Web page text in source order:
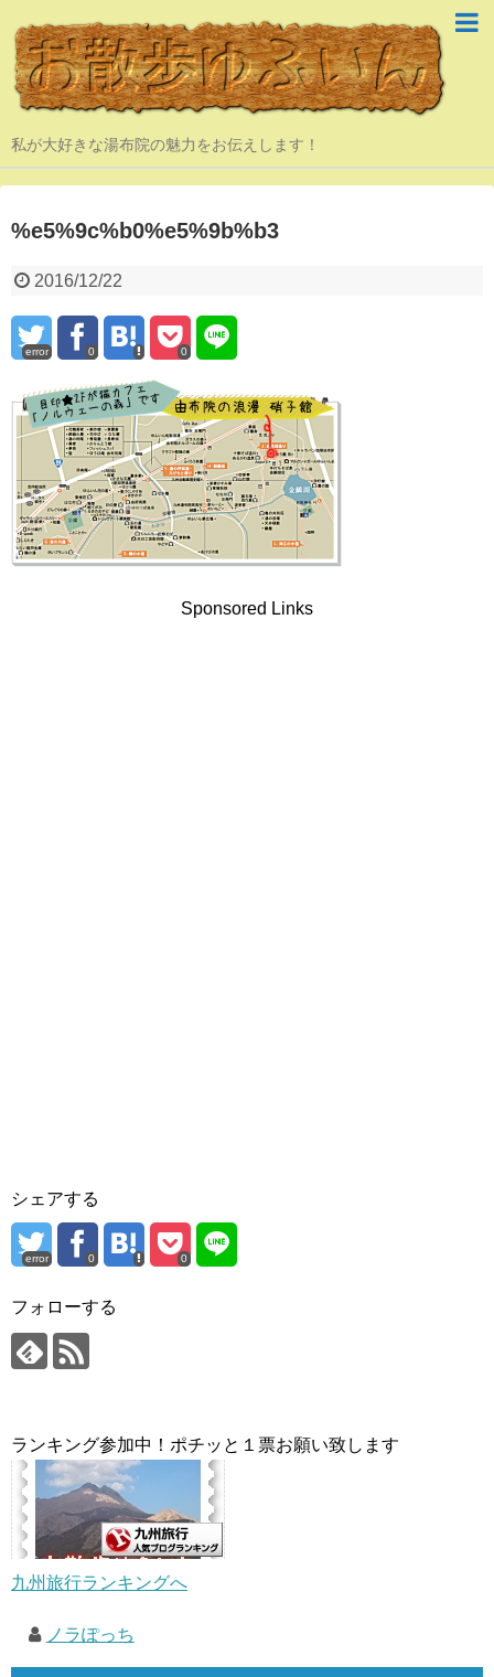
私が大好きな湯布院の魅力をお伝えします！
%e5%9c%b0%e5%9b%b3
2016/12/22
error 0 0
Sponsored Links
シェアする
error 0 0
フォローする
ランキング参加中！ポチッと１票お願い致します
九州旅行ランキングへ
ノラぽっち